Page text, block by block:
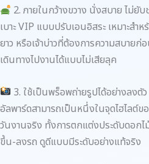
2. ภายในกว้างขวาง นั่งสบาย ไม่ยับ
เบาะ VIP แบบปรับเอนอิสระ เหมาะสำ
ยาว หรือเจ้าบ่าวที่ต้องการความสบาย
เดินทางไปงานได้แบบไม่เสียลุค
3. ใช้เป็นพร็อพถ่ายรูปได้อย่างลงตัว
อัลพาร์ดสามารถเป็นหนึ่งในจุดไฮไลต์ข
วันงานจริง ทั้งการตกแต่งประดับดอก
ขึ้น-ลงรถ ดูดีแบบมีระดับอย่างแท้จริง